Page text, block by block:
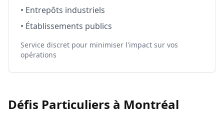
• Entrepôts industriels
• Établissements publics
Service discret pour minimiser l'impact sur vos
opérations
Défis Particuliers à Montréal